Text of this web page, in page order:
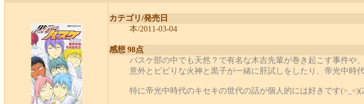
カテゴリ/発売日
本/2011-03-04
感想 98点
バスケ部の中でも天然？で有名な木吉先輩が巻き起こす事件や、
意外とビビりな火神と黒子が一緒に肝試しをしたり、帝光中時
特に帝光中時代のキセキの世代の話が個人的には好きです